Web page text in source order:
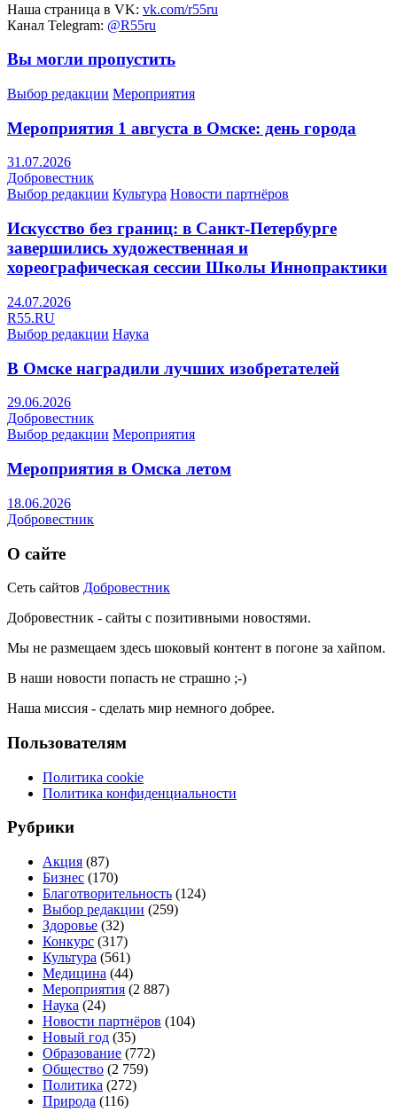
Наша страница в VK: vk.com/r55ru
Канал Telegram: @R55ru
Вы могли пропустить
Выбор редакции Мероприятия
Мероприятия 1 августа в Омске: день города
31.07.2026
Добровестник
Выбор редакции Культура Новости партнёров
Искусство без границ: в Санкт-Петербурге
завершились художественная и
хореографическая сессии Школы Иннопрактики
24.07.2026
R55.RU
Выбор редакции Наука
В Омске наградили лучших изобретателей
29.06.2026
Добровестник
Выбор редакции Мероприятия
Мероприятия в Омска летом
18.06.2026
Добровестник
О сайте
Сеть сайтов Добровестник
Добровестник - сайты с позитивными новостями.
Мы не размещаем здесь шоковый контент в погоне за хайпом.
В наши новости попасть не страшно ;-)
Наша миссия - сделать мир немного добрее.
Пользователям
Политика cookie
Политика конфиденциальности
Рубрики
Акция (87)
Бизнес (170)
Благотворительность (124)
Выбор редакции (259)
Здоровье (32)
Конкурс (317)
Культура (561)
Медицина (44)
Мероприятия (2 887)
Наука (24)
Новости партнёров (104)
Новый год (35)
Образование (772)
Общество (2 759)
Политика (272)
Природа (116)